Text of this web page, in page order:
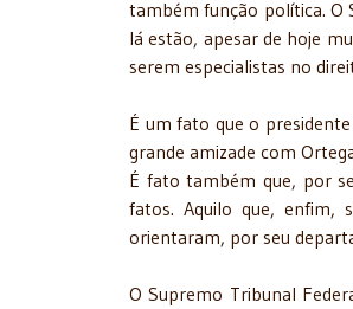
também função política. O
lá estão, apesar de hoje
serem especialistas no
É um fato que o
grande amizade com
É fato também que, por
fatos. Aquilo que, enfim,
orientaram, por seu
O Supremo Tribunal